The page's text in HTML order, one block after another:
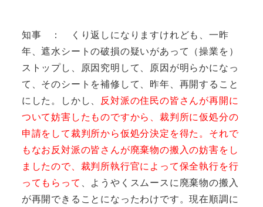
知事 ： くり返しになりますけれども、一昨
年、遮水シートの破損の疑いがあって（操業を）
ストップし、原因究明して、原因が明らかになっ
て、そのシートを補修して、昨年、再開すること
にした。しかし、 反対派の住民の皆さんが再開に
ついて妨害したものですから 、裁判所に仮処分の
申請をして裁判所から仮処分決定を得た。それで
もなお反対派の皆さんが廃棄物の搬入の妨害をし
ましたので、裁判所執行官によって保全執行を行
ってもらって 、ようやくスムースに廃棄物の搬入
が再開できることになったわけです。現在順調に